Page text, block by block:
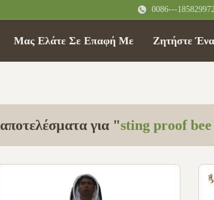
0086---
Μας Ελάτε Σε Επαφή Με Ζητήστε
αποτελέσματα για "sting proof